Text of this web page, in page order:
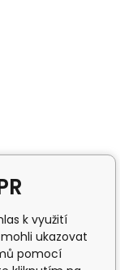
k využití
ukazovat
pomocí